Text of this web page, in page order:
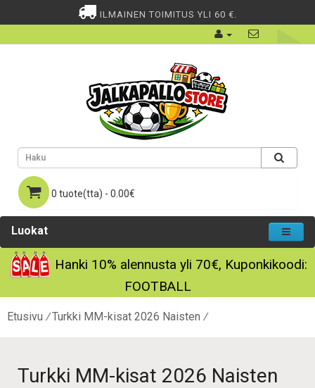
ILMAINEN TOIMITUS YLI 60 €.
0 tuote(tta) - 0.00€
Luokat
Hanki 10% alennusta yli 70€, Kuponkikoodi:
FOOTBALL
Etusivu Turkki MM-kisat 2026 Naisten
Turkki MM-kisat 2026 Naisten